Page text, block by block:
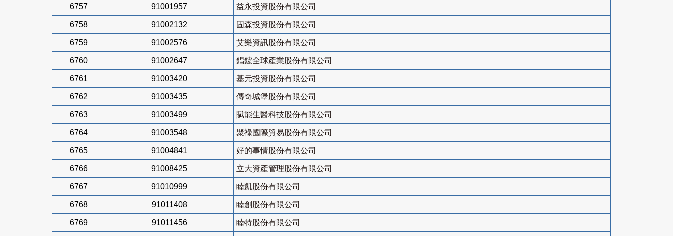
6757 91001957 益永投資股份有限公司
6758 91002132 固森投資股份有限公司
6759 91002576 艾樂資訊股份有限公司
6760 91002647 錩鋐全球產業股份有限公司
6761 91003420 基元投資股份有限公司
6762 91003435 傳奇城堡股份有限公司
6763 91003499 賦能生醫科技股份有限公司
6764 91003548 聚祿國際貿易股份有限公司
6765 91004841 好的事情股份有限公司
6766 91008425 立大資產管理股份有限公司
6767 91010999 睦凱股份有限公司
6768 91011408 睦創股份有限公司
6769 91011456 睦特股份有限公司